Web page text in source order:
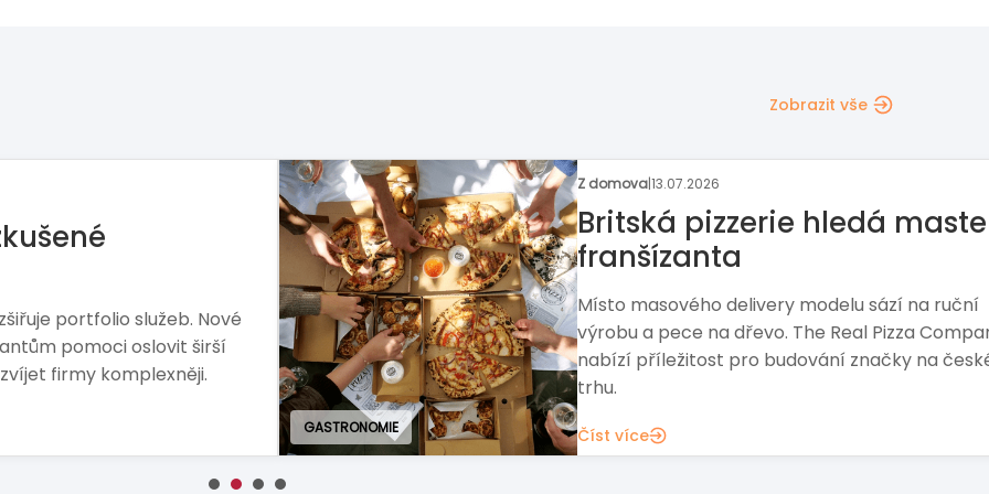
Zobrazit vše
13.07.2026
Britská pizzerie hledá master-
franšízanta
Místo masového delivery modelu sází na ruční
výrobu a pece na dřevo. The Real Pizza Company
nabízí příležitost pro budování značky na českém
trhu.
BANKOVNICTVÍ A FINANCE
Rozhovor
Ředitel